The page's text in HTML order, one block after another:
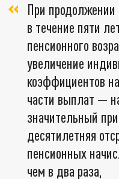
При продолжении
в течение пяти
пенсионного
увеличение
коэффициентов
части выплат —
значительный
десятилетняя
пенсионных
чем в два раза,